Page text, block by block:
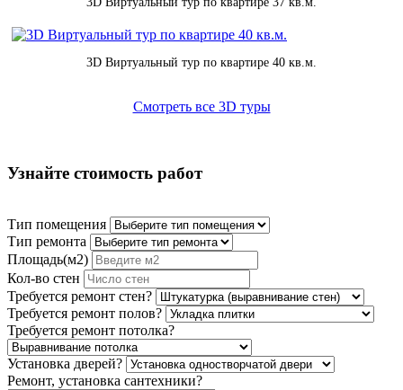
3D Виртуальный тур по квартире 40 кв.м.
Смотреть все 3D туры
Узнайте стоимость работ
Тип помещения
Тип ремонта
Площадь(м2)
Кол-во стен
Требуется ремонт стен?
Требуется ремонт полов?
Требуется ремонт потолка?
Установка дверей?
Ремонт, установка сантехники?